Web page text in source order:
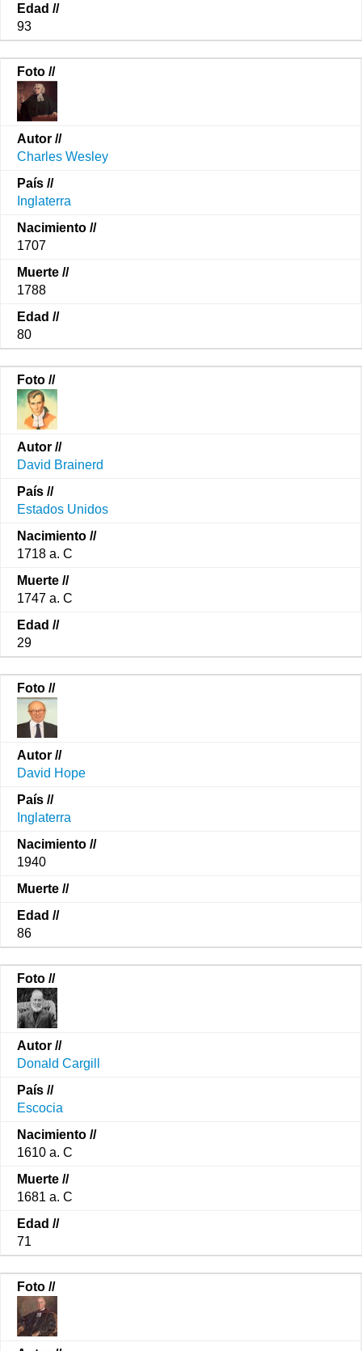
93
Charles Wesley
Inglaterra
1707
1788
80
David Brainerd
Estados Unidos
1718 a. C
1747 a. C
29
David Hope
Inglaterra
1940
86
Donald Cargill
Escocia
1610 a. C
1681 a. C
71